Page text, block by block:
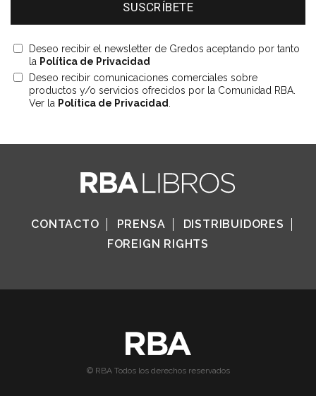
Deseo recibir el newsletter de Gredos aceptando por tanto
la Política de Privacidad
Deseo recibir comunicaciones comerciales sobre
productos y/o servicios ofrecidos por la Comunidad RBA.
Ver la Política de Privacidad
CONTACTO PRENSA
DISTRIBUIDORES
FOREIGN RIGHTS
© RBA Todos los derechos reservados